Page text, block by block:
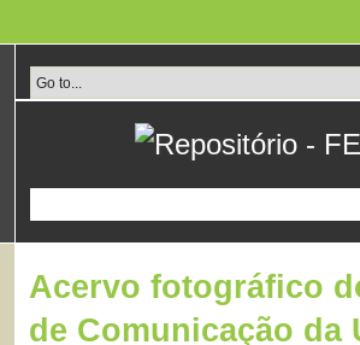
conteúdo
principal
Acervo fotográfico
de Comunicação da